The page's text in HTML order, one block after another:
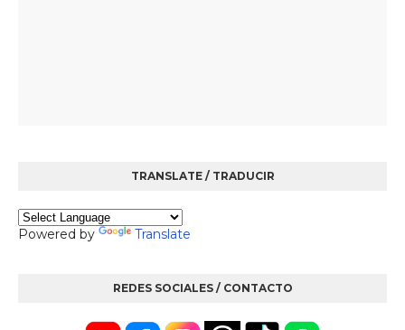
TRANSLATE / TRADUCIR
Powered by Translate
REDES SOCIALES / CONTACTO